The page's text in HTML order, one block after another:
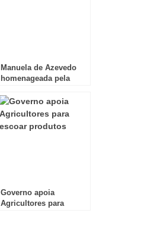
Manuela de Azevedo
homenageada pela
Governo apoia
Agricultores para